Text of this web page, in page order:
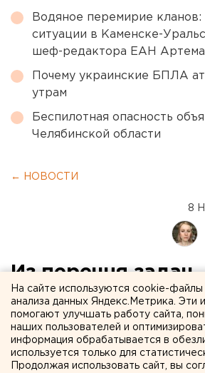
Водяное перемирие кланов:
ситуации в Каменске-
шеф-редактора ЕАН Артема
Почему украинские БПЛА
утрам
Беспилотная опасность
Челябинской области
← НОВОСТИ
8
Из перечня задач
чиновников в
Екатеринбурге
улучшение жизни
На сайте используются cookie-файлы
анализа данных Яндекс.Метрика. Эти
помогают улучшать работу сайта,
наших пользователей и
информация обрабатывается в
используется только для
Продолжая использовать сайт, вы